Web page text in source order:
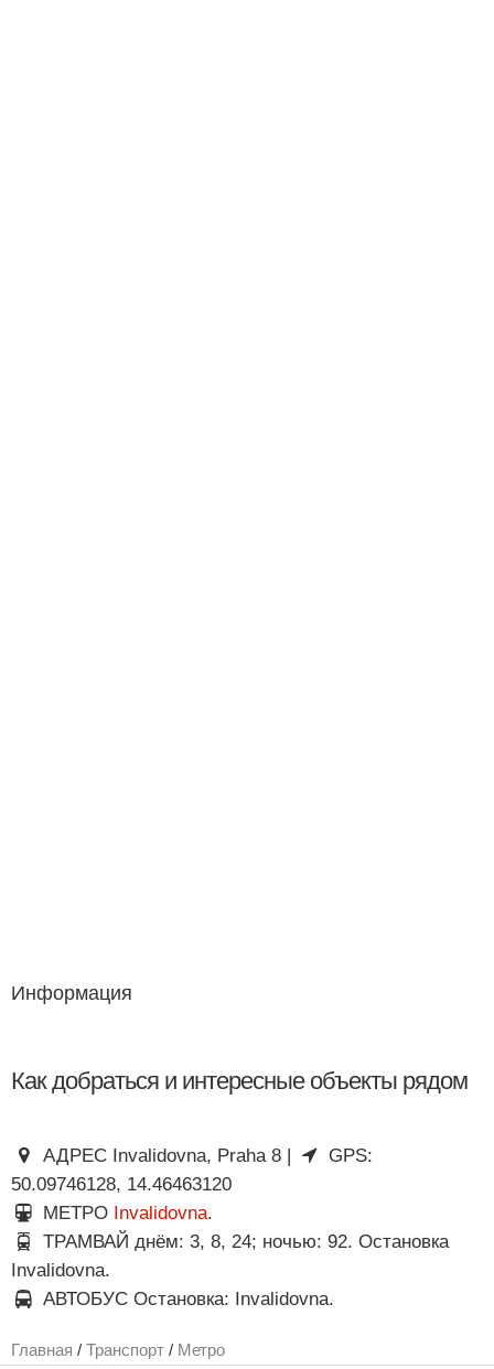
Информация
Как добраться и интересные объекты рядом
АДРЕС Invalidovna, Praha 8 |
GPS:
50.09746128, 14.46463120
МЕТРО Invalidovna.
ТРАМВАЙ днём: 3, 8, 24; ночью: 92. Остановка
Invalidovna.
АВТОБУС Остановка: Invalidovna.